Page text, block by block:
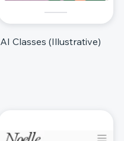
AI Classes (Illustrative)